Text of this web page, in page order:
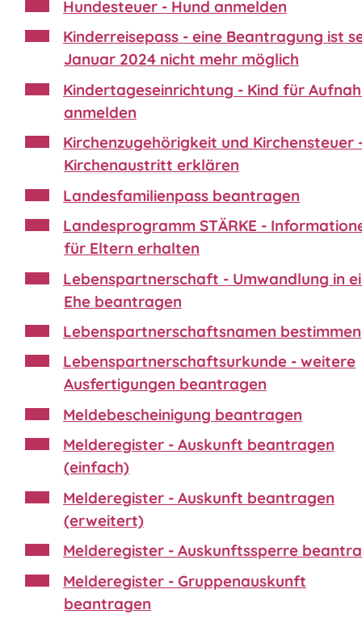
Hundesteuer - Hund anmelden
Kinderreisepass - eine Beantragung ist
Januar 2024 nicht mehr möglich
Kindertageseinrichtung - Kind für
anmelden
Kirchenzugehörigkeit und Kirchensteuer
Kirchenaustritt erklären
Landesfamilienpass beantragen
Landesprogramm STÄRKE -
für Eltern erhalten
Lebenspartnerschaft - Umwandlung in
Ehe beantragen
Lebenspartnerschaftsnamen bestimmen
Lebenspartnerschaftsurkunde - weitere
Ausfertigungen beantragen
Meldebescheinigung beantragen
Melderegister - Auskunft beantragen
(einfach)
Melderegister - Auskunft beantragen
(erweitert)
Melderegister - Auskunftssperre
Melderegister - Gruppenauskunft
beantragen